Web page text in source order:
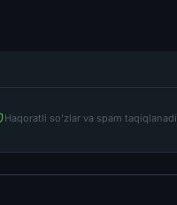
Haqoratli so'zlar va spam taqiqlanadi